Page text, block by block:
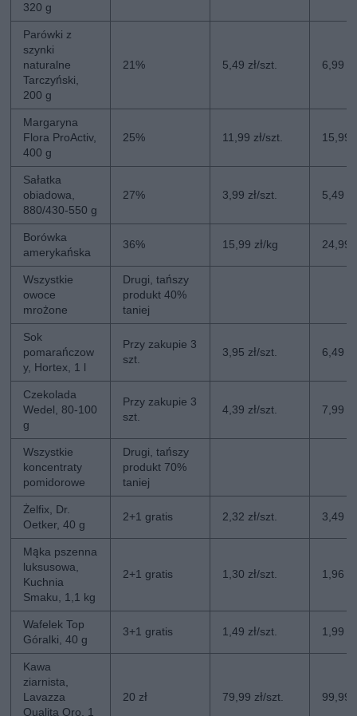
320 g
Parówki z
szynki
naturalne
Tarczyński,
200 g
21% 5,49 zł/szt. 6,99
Margaryna
Flora ProActiv,
400 g
25% 11,99 zł/szt. 15,99
Sałatka
obiadowa,
880/430-550 g
27% 3,99 zł/szt. 5,49
Borówka
amerykańska
36% 15,99 zł/kg 24,99
Wszystkie
owoce
mrożone
Drugi, tańszy
produkt 40%
taniej
Sok
pomarańczow
y, Hortex, 1 l
Przy zakupie 3
szt.
3,95 zł/szt. 6,49
Czekolada
Wedel, 80-100
g
Przy zakupie 3
szt.
4,39 zł/szt. 7,99
Wszystkie
koncentraty
pomidorowe
Drugi, tańszy
produkt 70%
taniej
Żelfix, Dr.
Oetker, 40 g
2+1 gratis 2,32 zł/szt. 3,49
Mąka pszenna
luksusowa,
Kuchnia
Smaku, 1,1 kg
2+1 gratis 1,30 zł/szt. 1,96
Wafelek Top
Góralki, 40 g
3+1 gratis 1,49 zł/szt. 1,99
Kawa
ziarnista,
Lavazza
Qualita Oro, 1
20 zł 79,99 zł/szt. 99,99